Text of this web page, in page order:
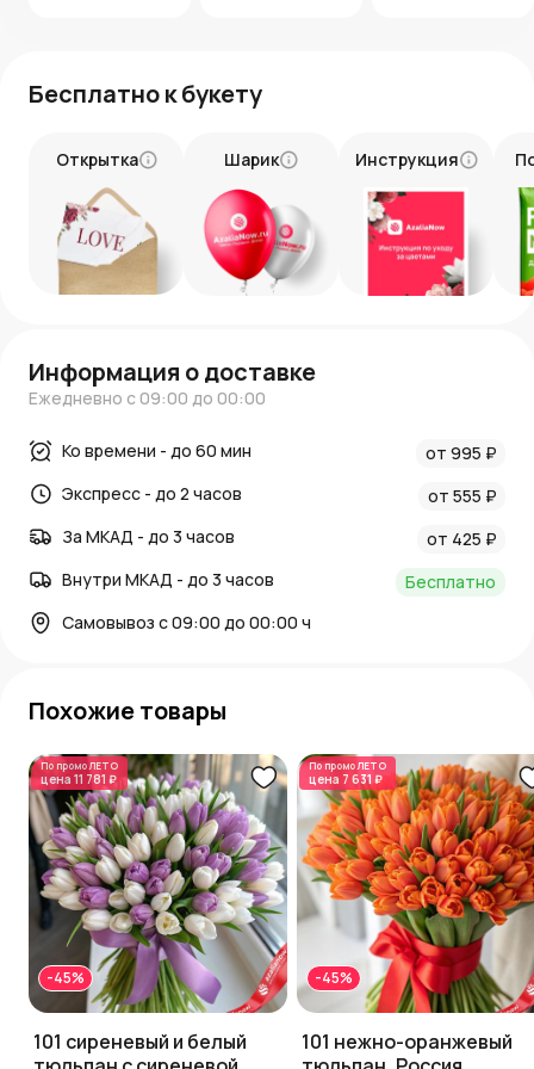
Бесплатно к букету
Открытка Шарик Инструкция
Информация о доставке
Ежедневно с 09:00 до 00:00
Ко времени - до 60 мин
от 995 ₽
Экспресс - до 2 часов
от 555 ₽
За МКАД - до 3 часов
от 425 ₽
Внутри МКАД - до 3 часов
Бесплатно
Самовывоз с 09:00 до 00:00 ч
Похожие товары
По промоЛЕТО
цена 11 781 ₽
-45%
101 сиреневый и белый
По промоЛЕТО
цена 7 631 ₽
-45%
101 нежно-оранжевый